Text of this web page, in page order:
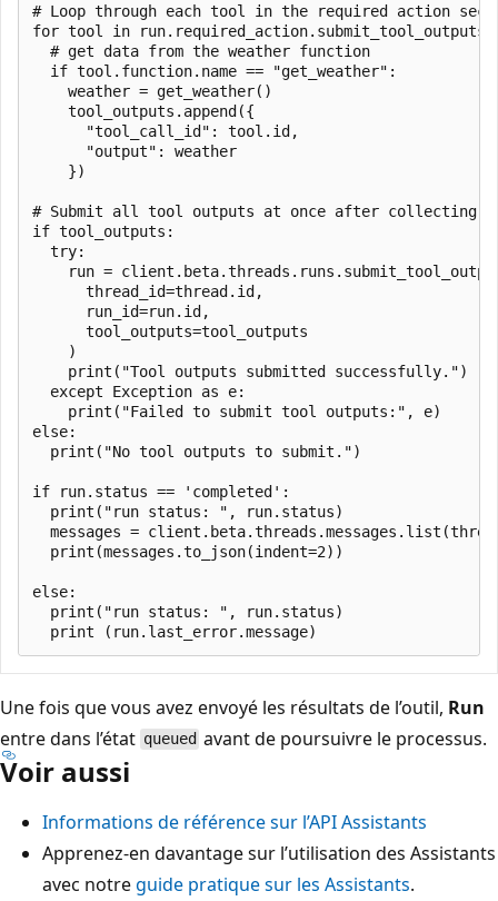
# Loop through each tool in the required action
for tool in
  # get data from the weather function
  if tool.function.name == "get_weather":
    weather = get_weather()
    tool_outputs.append({
      "tool_call_id": tool.id,
      "output": weather
    })
# Submit all tool outputs at once after collecting
if tool_outputs:
  try:
run =
      thread_id=thread.id,
      run_id=run.id,
      tool_outputs=tool_outputs
    )
    print("Tool outputs submitted successfully.")
  except Exception as e:
    print("Failed to submit tool outputs:", e)
else:
  print("No tool outputs to submit.")
if run.status == 'completed':
  print("run status: ", run.status)
messages =
  print(messages.to_json(indent=2))
else:
  print("run status: ", run.status)
Une fois que vous avez envoyé les résultats de l’outil, Run
entre dans l’état queued avant de poursuivre le processus.
Voir aussi
Informations de référence sur l’API Assistants
Apprenez-en davantage sur l’utilisation des Assistants
avec notreguide pratique sur les Assistants.